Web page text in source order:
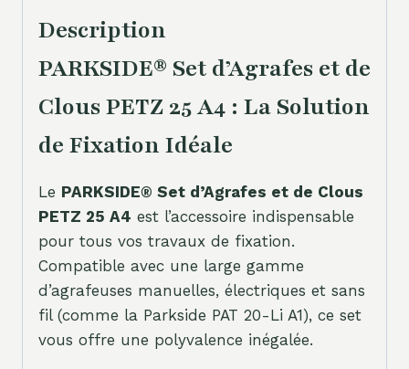
Description
PARKSIDE® Set d’Agrafes et de
Clous PETZ 25 A4 : La Solution
de Fixation Idéale
Le PARKSIDE® Set d’Agrafes et de Clous
PETZ 25 A4 est l’accessoire indispensable
pour tous vos travaux de fixation.
Compatible avec une large gamme
d’agrafeuses manuelles, électriques et sans
fil (comme la Parkside PAT 20-Li A1), ce set
vous offre une polyvalence inégalée.